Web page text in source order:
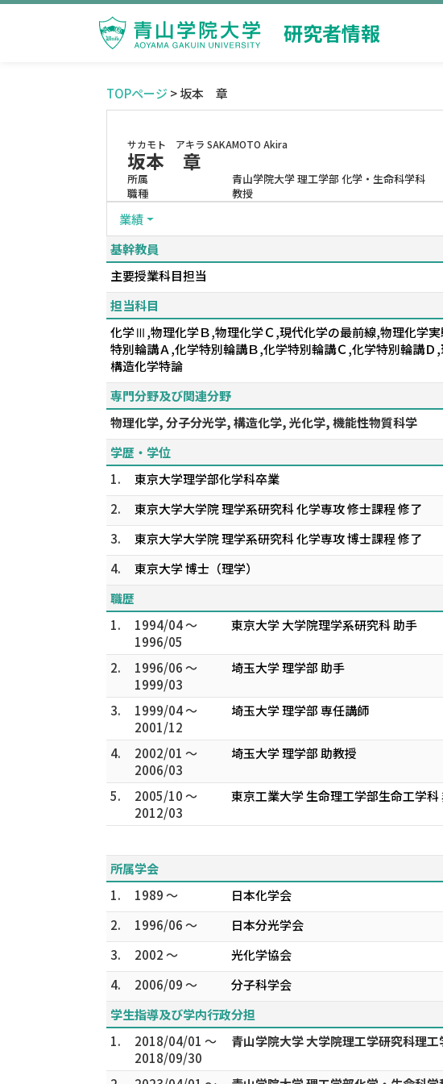
研究者情報
TOPページ > 坂本 章
サカモト アキラ SAKAMOTO Akira
坂本 章
所属
青山学院大学 理工学部 化学・生命科学科
職種
教授
業績
基幹教員
主要授業科目担当
担当科目
化学Ⅲ,物理化学Ｂ,物理化学Ｃ,現代化学の最前線,物理化
特別輪講Ａ,化学特別輪講Ｂ,化学特別輪講Ｃ,化学特別輪講
構造化学特論
専門分野及び関連分野
物理化学, 分子分光学, 構造化学, 光化学, 機能性物質科学
学歴・学位
1.
東京大学理学部化学科卒業
2.
東京大学大学院 理学系研究科 化学専攻 修士課程 修了
3.
東京大学大学院 理学系研究科 化学専攻 博士課程 修了
4.
東京大学 博士（理学）
職歴
1.
1994/04 ～
1996/05
東京大学 大学院理学系研究科 助手
2.
1996/06 ～
1999/03
埼玉大学 理学部 助手
3.
1999/04 ～
2001/12
埼玉大学 理学部 専任講師
4.
2002/01 ～
2006/03
埼玉大学 理学部 助教授
5.
2005/10 ～
2012/03
東京工業大学 生命理工学部生命工学科
所属学会
1.
1989 ～
日本化学会
2.
1996/06 ～
日本分光学会
3.
2002 ～
光化学協会
4.
2006/09 ～
分子科学会
学生指導及び学内行政分担
1.
2018/04/01 ～
2018/09/30
青山学院大学 大学院理工学研究科理工